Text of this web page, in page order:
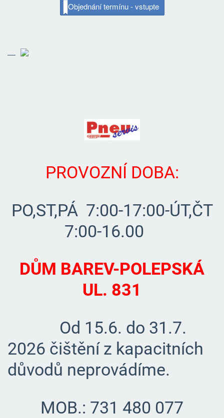
Objednání termínu - vstupte
PROVOZNÍ DOBA:
PO,ST,PÁ 7:00-17:00-ÚT,ČT
7:00-16.00
DŮM BAREV-POLEPSKÁ
UL. 831
Od 15.6. do 31.7.
2026 čištění z kapacitních
důvodů neprovádíme.
MOB.: 731 480 077